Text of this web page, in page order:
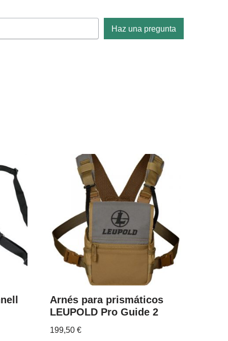
Haz una pregunta
Arnés para prismáticos
LEUPOLD Pro Guide 2
199,50€